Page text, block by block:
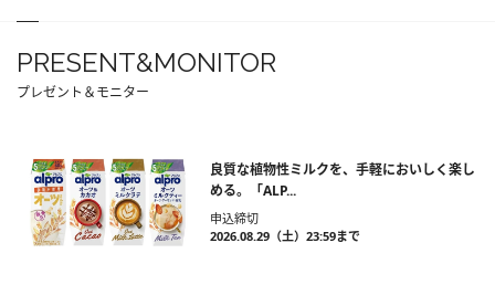
PRESENT&MONITOR
プレゼント＆モニター
良質な植物性ミルクを、手軽においしく楽し
める。「ALP...
申込締切
2026.08.29（土）23:59まで